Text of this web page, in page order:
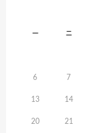
一 二
6 7
13 14
20 21